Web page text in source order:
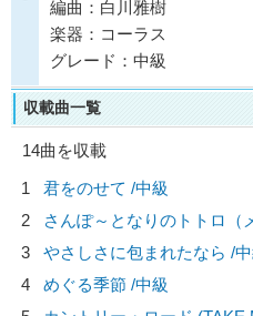
編曲：白川雅樹
楽器：コーラス
グレード：中級
収載曲一覧
14曲を収載
1
君をのせて /中級
2
さんぽ～となりのトトロ（
3
やさしさに包まれたなら /中
4
めぐる季節 /中級